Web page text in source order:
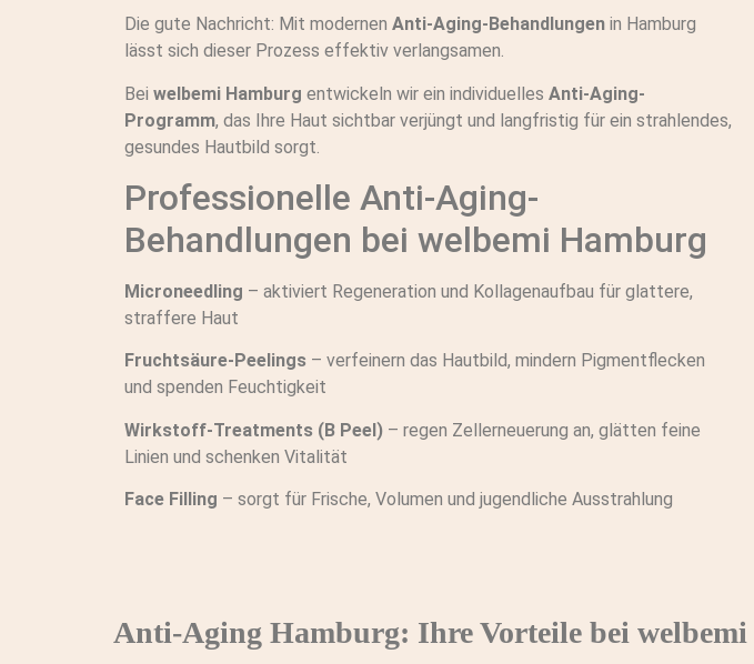
Die gute Nachricht: Mit modernen Anti-Aging-Behandlungen in Hamburg
lässt sich dieser Prozess effektiv verlangsamen.
Bei welbemi Hamburg entwickeln wir ein individuelles Anti-Aging-
Programm, das Ihre Haut sichtbar verjüngt und langfristig für ein strahlendes,
gesundes Hautbild sorgt.
Professionelle Anti-Aging-
Behandlungen bei welbemi Hamburg
Microneedling – aktiviert Regeneration und Kollagenaufbau für glattere,
straffere Haut
Fruchtsäure-Peelings – verfeinern das Hautbild, mindern Pigmentflecken
und spenden Feuchtigkeit
Wirkstoff-Treatments (B Peel) – regen Zellerneuerung an, glätten feine
Linien und schenken Vitalität
Face Filling – sorgt für Frische, Volumen und jugendliche Ausstrahlung
Anti-Aging Hamburg: Ihre Vorteile bei welbemi